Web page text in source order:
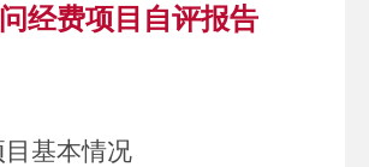
经费项目自评报告
目基本情况